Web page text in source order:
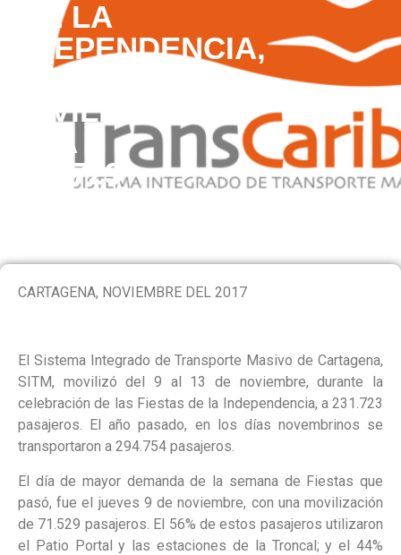
DE LA
INDEPENDENCIA,
TRANSCARIBE
MOVILIZÓ
A
231.723
CARTAGENA, NOVIEMBRE DEL 2017
El Sistema Integrado de Transporte Masivo de Cartagena,
SITM, movilizó del 9 al 13 de noviembre, durante la
celebración de las Fiestas de la Independencia, a 231.723
pasajeros. El año pasado, en los días novembrinos se
transportaron a 294.754 pasajeros.
El día de mayor demanda de la semana de Fiestas que
pasó, fue el jueves 9 de noviembre, con una movilización
de 71.529 pasajeros. El 56% de estos pasajeros utilizaron
el Patio Portal y las estaciones de la Troncal; y el 44%